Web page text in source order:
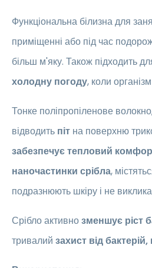
Функціональна білизна для
приміщенні або під час
більш м'яку. Також підходить
холодну погоду, коли
Тонке поліпропіленове
відводить піт на поверхню
забезпечує тепловий
наночастинки срібла,
подразнюють шкіру і не
Срібло активнозменшує ріст
тривалий захист від